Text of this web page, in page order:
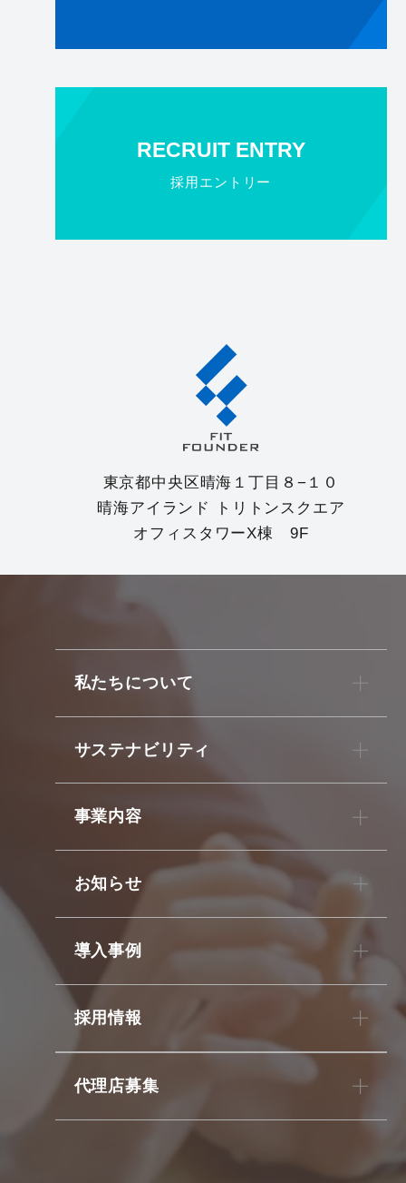
RECRUIT ENTRY
採用エントリー
東京都中央区晴海１丁目８−１０
晴海アイランド トリトンスクエア
オフィスタワーX棟 9F
私たちについて
サステナビリティ
事業内容
お知らせ
導入事例
採用情報
代理店募集